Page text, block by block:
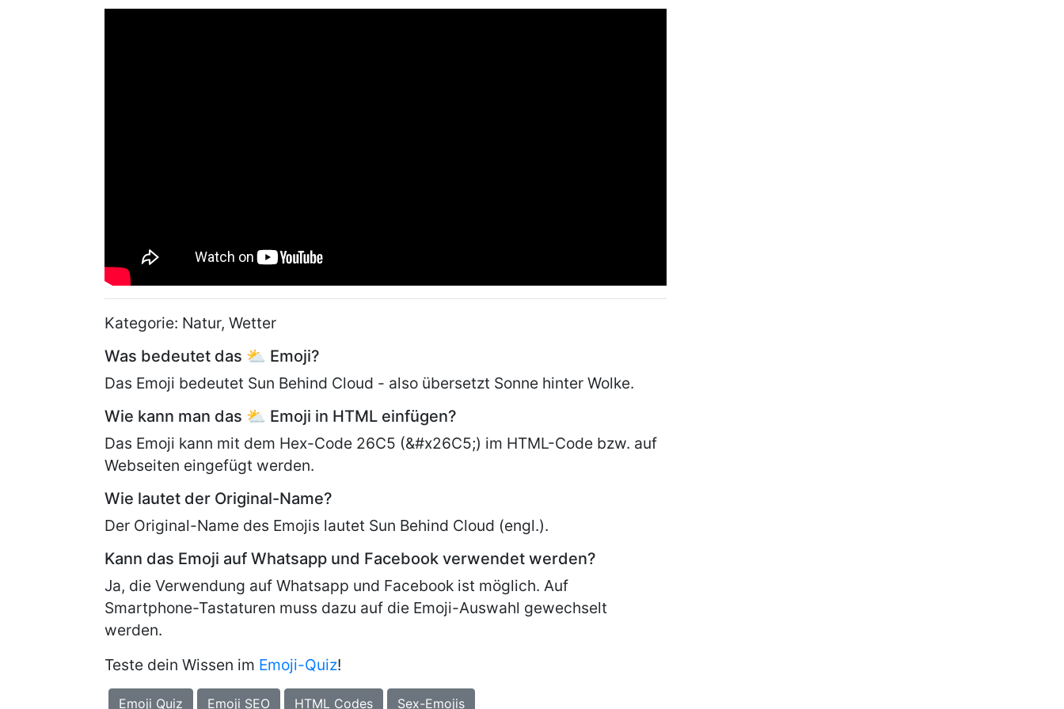
Kategorie: Natur, Wetter
Was bedeutet das ⛅ Emoji?
Das Emoji bedeutet Sun Behind Cloud - also übersetzt Sonne hinter Wolke.
Wie kann man das ⛅ Emoji in HTML einfügen?
Das Emoji kann mit dem Hex-Code 26C5 (&#x26C5;) im HTML-Code bzw. auf
Webseiten eingefügt werden.
Wie lautet der Original-Name?
Der Original-Name des Emojis lautet Sun Behind Cloud (engl.).
Kann das Emoji auf Whatsapp und Facebook verwendet werden?
Ja, die Verwendung auf Whatsapp und Facebook ist möglich. Auf
Smartphone-Tastaturen muss dazu auf die Emoji-Auswahl gewechselt
werden.
Teste dein Wissen im Emoji-Quiz!
Emoji Quiz Emoji SEO HTML Codes Sex-Emojis